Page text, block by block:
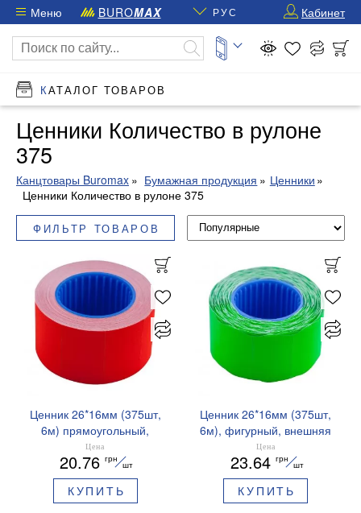
Меню BUROMAX РУС Кабинет
КАТАЛОГ ТОВАРОВ
Ценники Количество в рулоне
375
Канцтовары Buromax Бумажная продукция
Ценники
Ценники Количество в рулоне 375
ФИЛЬТР ТОВАРОВ
Ценник 26*16мм (375шт,
6м) прямоугольный,
внешняя намотка
Buromax BM.282103
Цена
20.76 грн
шт
КУПИТЬ
Ценник 26*16мм (375шт,
6м), фигурный, внешняя
намотка Buromax
BM.282203
Цена
23.64 грн
шт
КУПИТЬ